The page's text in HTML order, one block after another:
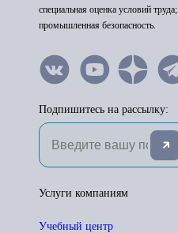
специальная оценка условий труда;
промышленная безопасность.
Подпишитесь на рассылку:
Услуги компаниям
Учебный центр